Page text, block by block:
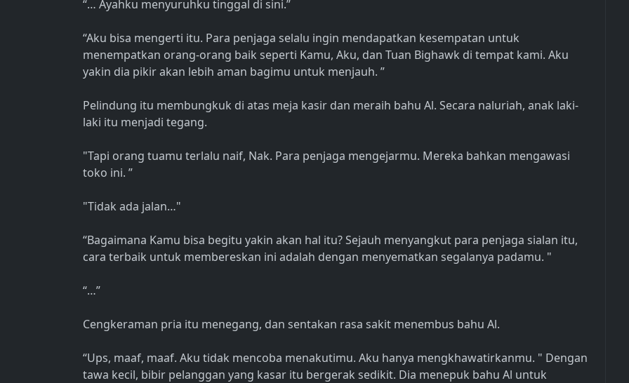
“… Ayahku menyuruhku tinggal di sini.”
“Aku bisa mengerti itu. Para penjaga selalu ingin mendapatkan kesempatan untuk
menempatkan orang-orang baik seperti Kamu, Aku, dan Tuan Bighawk di tempat kami. Aku
yakin dia pikir akan lebih aman bagimu untuk menjauh. ”
Pelindung itu membungkuk di atas meja kasir dan meraih bahu Al. Secara naluriah, anak laki-
laki itu menjadi tegang.
"Tapi orang tuamu terlalu naif, Nak. Para penjaga mengejarmu. Mereka bahkan mengawasi
toko ini. ”
"Tidak ada jalan…"
“Bagaimana Kamu bisa begitu yakin akan hal itu? Sejauh menyangkut para penjaga sialan itu,
cara terbaik untuk membereskan ini adalah dengan menyematkan segalanya padamu. "
“…”
Cengkeraman pria itu menegang, dan sentakan rasa sakit menembus bahu Al.
“Ups, maaf, maaf. Aku tidak mencoba menakutimu. Aku hanya mengkhawatirkanmu. " Dengan
tawa kecil, bibir pelanggan yang kasar itu bergerak sedikit. Dia menepuk bahu Al untuk